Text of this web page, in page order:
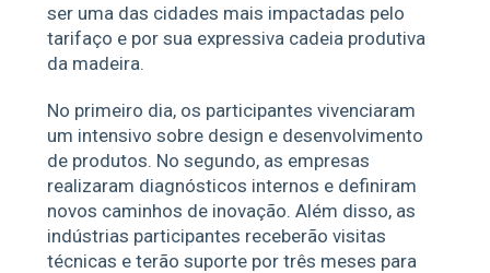
ser uma das cidades mais impactadas pelo
tarifaço e por sua expressiva cadeia produtiva
da madeira.
No primeiro dia, os participantes vivenciaram
um intensivo sobre design e desenvolvimento
de produtos. No segundo, as empresas
realizaram diagnósticos internos e definiram
novos caminhos de inovação. Além disso, as
indústrias participantes receberão visitas
técnicas e terão suporte por três meses para